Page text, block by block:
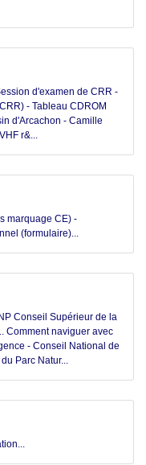
d'examen de CRR -
- Tableau CDROM
d'Arcachon - Camille
r&...
marquage CE) -
(formulaire)...
Conseil Supérieur de la
Comment naviguer avec
- Conseil National de
Parc Natur...